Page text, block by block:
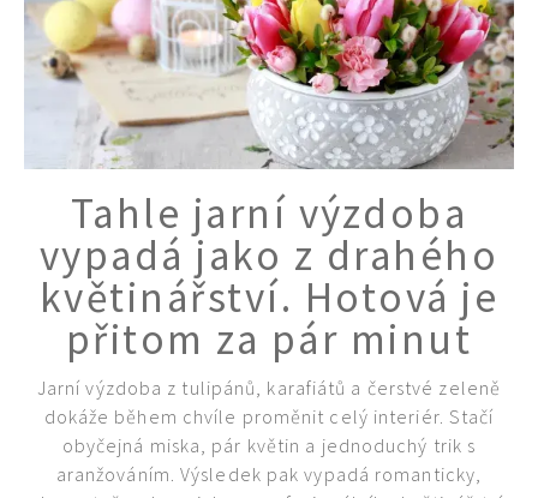
Tahle jarní výzdoba
vypadá jako z drahého
květinářství. Hotová je
přitom za pár minut
Jarní výzdoba z tulipánů, karafiátů a čerstvé zeleně
dokáže během chvíle proměnit celý interiér. Stačí
obyčejná miska, pár květin a jednoduchý trik s
aranžováním. Výsledek pak vypadá romanticky,